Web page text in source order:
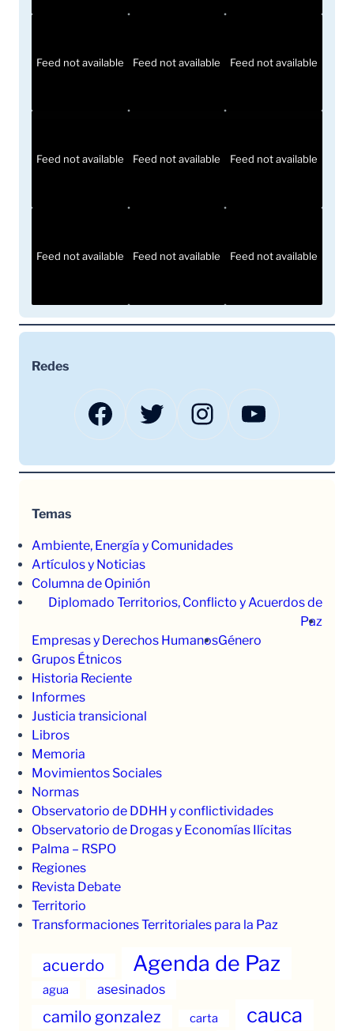
Feed not available Feed not available Feed not available
Feed not available Feed not available Feed not available
Feed not available Feed not available Feed not available
Redes
Facebook Twitter Instagram YouTube
Temas
Ambiente, Energía y Comunidades
Artículos y Noticias
Columna de Opinión
Diplomado Territorios, Conflicto y Acuerdos de
Paz
Empresas y Derechos HumanosGénero
Grupos Étnicos
Historia Reciente
Informes
Justicia transicional
Libros
Memoria
Movimientos Sociales
Normas
Observatorio de DDHH y conflictividades
Observatorio de Drogas y Economías Ilícitas
Palma – RSPO
Regiones
Revista Debate
Territorio
Transformaciones Territoriales para la Paz
acuerdo Agenda de Paz
agua asesinados
camilo gonzalez carta cauca